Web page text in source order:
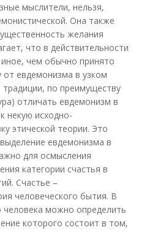
мыслители, нельзя,
Она также
желания
что в действительности
чем обычно принято
от евдемонизма в узком
традиции, по преимуществу
отличать евдемонизм в
некую исходно-
этической теории. Это
евдемонизма в
для осмысления
категории счастья в
Счастье –
человеческого бытия. В
можно определить
которого состоит в том,